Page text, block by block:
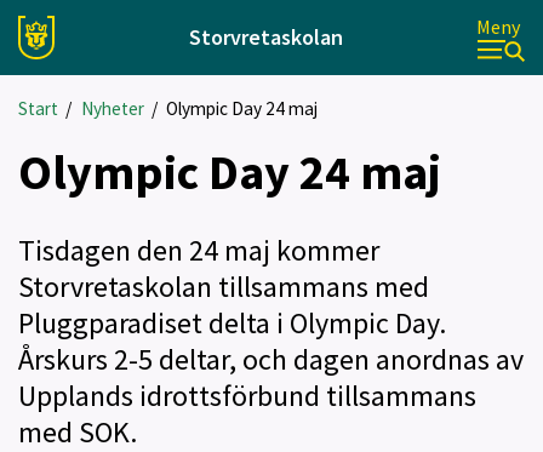
Storvretaskolan Meny
Start / Nyheter/ Olympic Day 24 maj
Olympic Day 24 maj
Tisdagen den 24 maj kommer
Storvretaskolan tillsammans med
Pluggparadiset delta i Olympic Day.
Årskurs 2-5 deltar, och dagen anordnas av
Upplands idrottsförbund tillsammans
med SOK.